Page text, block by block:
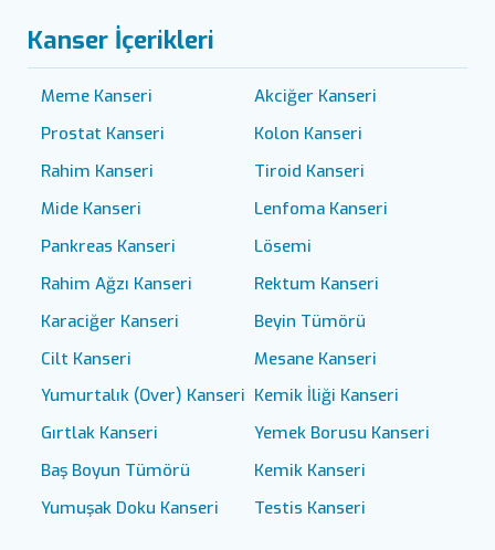
Kanser İçerikleri
Meme Kanseri
Akciğer Kanseri
Prostat Kanseri
Kolon Kanseri
Rahim Kanseri
Tiroid Kanseri
Mide Kanseri
Lenfoma Kanseri
Pankreas Kanseri
Lösemi
Rahim Ağzı Kanseri
Rektum Kanseri
Karaciğer Kanseri
Beyin Tümörü
Cilt Kanseri
Mesane Kanseri
Yumurtalık (Over) Kanseri Kemik İliği Kanseri
Gırtlak Kanseri
Yemek Borusu Kanseri
Baş Boyun Tümörü
Kemik Kanseri
Yumuşak Doku Kanseri
Testis Kanseri